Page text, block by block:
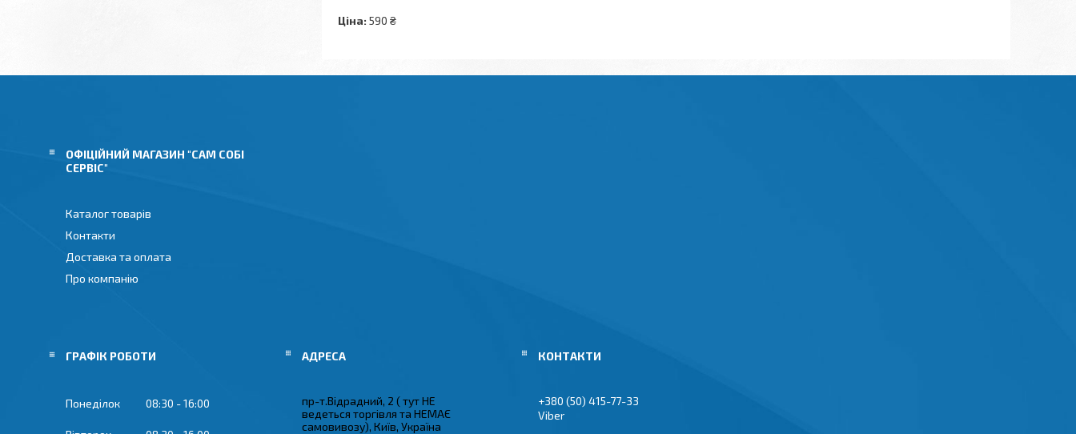
Ціна: 590 ₴
ОФІЦІЙНИЙ МАГАЗИН "САМ СОБІ
СЕРВІС"
Каталог товарів
Контакти
Доставка та оплата
Про компанію
ГРАФІК РОБОТИ
Понеділок 08:30 16:00
пр-т.Відрадний, 2 ( тут НЕ
ведеться торгівля та НЕМАЄ
самовивозу), Київ, Україна
+380 (50) 415-77-33
Viber